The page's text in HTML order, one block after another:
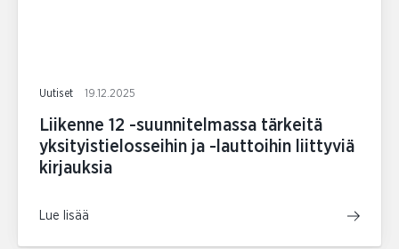
Uutiset 19.12.2025
Liikenne 12 -suunnitelmassa tärkeitä
yksityistielosseihin ja -lauttoihin liittyviä
kirjauksia
Lue lisää